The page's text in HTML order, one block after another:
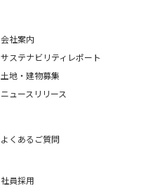
会社案内
サステナビリティレポート
土地・建物募集
ニュースリリース
よくあるご質問
社員採用